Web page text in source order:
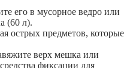
его в мусорное ведро или
(60 л).
острых предметов, которые
верх мешка или
фиксации для